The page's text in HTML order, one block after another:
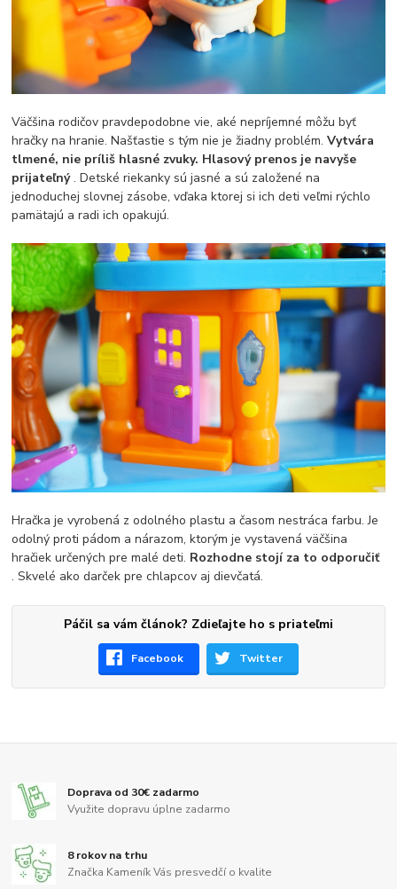
Väčšina rodičov pravdepodobne vie, aké nepríjemné môžu byť
hračky na hranie. Našťastie s tým nie je žiadny problém.Vytvára
tlmené, nie príliš hlasné zvuky. Hlasový prenos je navyše
prijateľný. Detské riekanky sú jasné a sú založené na
jednoduchej slovnej zásobe, vďaka ktorej si ich deti veľmi rýchlo
pamätajú a radi ich opakujú.
Hračka je vyrobená z odolného plastu a časom nestráca farbu. Je
odolný proti pádom a nárazom, ktorým je vystavená väčšina
hračiek určených pre malé deti. Rozhodne stojí za to odporučiť
. Skvelé ako darček pre chlapcov aj dievčatá.
Páčil sa vám článok? Zdieľajte ho s priateľmi
Facebook Twitter
Doprava od 30€ zadarmo
Využite dopravu úplne zadarmo
8 rokov na trhu
Značka Kameník Vás presvedčí o kvalite